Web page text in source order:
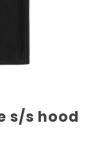
s/s hood